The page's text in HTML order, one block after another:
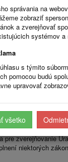
na stránke
zverejňovať
stránke https://
stránke www.rzof.sk
zverejňovanie
niektorých
správania na
zobraziť
a zverejňovať
systémov
s týmito
pomocou budú
upravovať
všetko